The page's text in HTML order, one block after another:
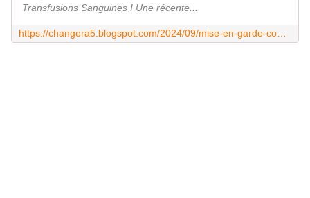
Transfusions Sanguines ! Une récente...